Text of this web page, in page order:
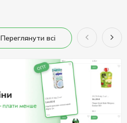
Переглянути всі